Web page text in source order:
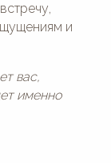
и
вас,
именно